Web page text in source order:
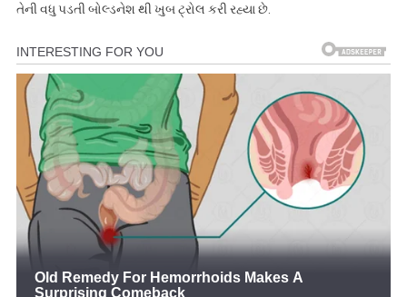
તેની વધુ પડતી બોલ્ડનેશ થી ખુબ ટ્રોલ કરી રહ્યા છે.